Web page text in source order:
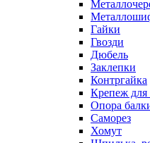
Гайки
Гвозди
Дюбель
Заклепки
Контргайка
Крепеж для
Опора
Саморез
Хомут